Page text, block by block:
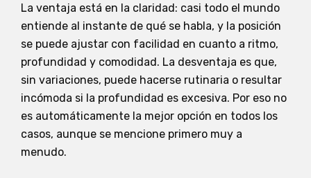
La ventaja está en la claridad: casi todo el mundo
entiende al instante de qué se habla, y la posición
se puede ajustar con facilidad en cuanto a ritmo,
profundidad y comodidad. La desventaja es que,
sin variaciones, puede hacerse rutinaria o resultar
incómoda si la profundidad es excesiva. Por eso no
es automáticamente la mejor opción en todos los
casos, aunque se mencione primero muy a
menudo.